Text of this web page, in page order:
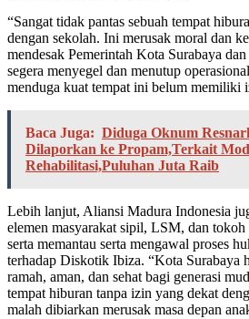
“Sangat tidak pantas sebuah tempat
dengan sekolah. Ini merusak moral dan
mendesak Pemerintah Kota Surabaya
segera menyegel dan menutup
menduga kuat tempat ini belum memiliki
Baca Juga: Diduga Oknum
Dilaporkan ke Propam,Terkait
Rehabilitasi,Puluhan Juta Raib
Lebih lanjut, Aliansi Madura Indonesia
elemen masyarakat sipil, LSM, dan
serta memantau serta mengawal proses
terhadap Diskotik Ibiza. “Kota Surabaya
ramah, aman, dan sehat bagi generasi
tempat hiburan tanpa izin yang dekat
malah dibiarkan merusak masa depan